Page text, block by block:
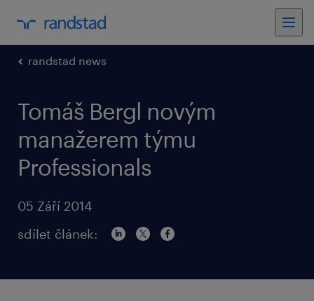
randstad news
Tomáš Bergl novým
manažerem týmu
Professionals
05 Září 2014
sdílet článek: